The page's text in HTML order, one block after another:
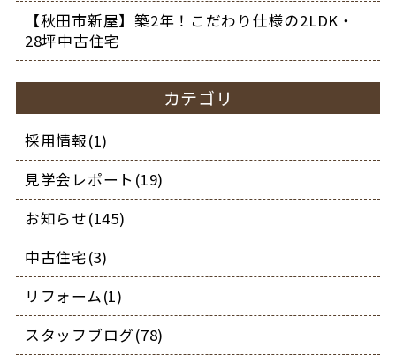
【秋田市新屋】築2年！こだわり仕様の2LDK・
28坪中古住宅
カテゴリ
採用情報(1)
見学会レポート(19)
お知らせ(145)
中古住宅(3)
リフォーム(1)
スタッフブログ(78)